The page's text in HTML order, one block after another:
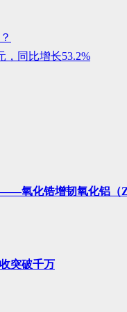
，同比增长53.2%
氧化锆增韧氧化铝（
突破千万